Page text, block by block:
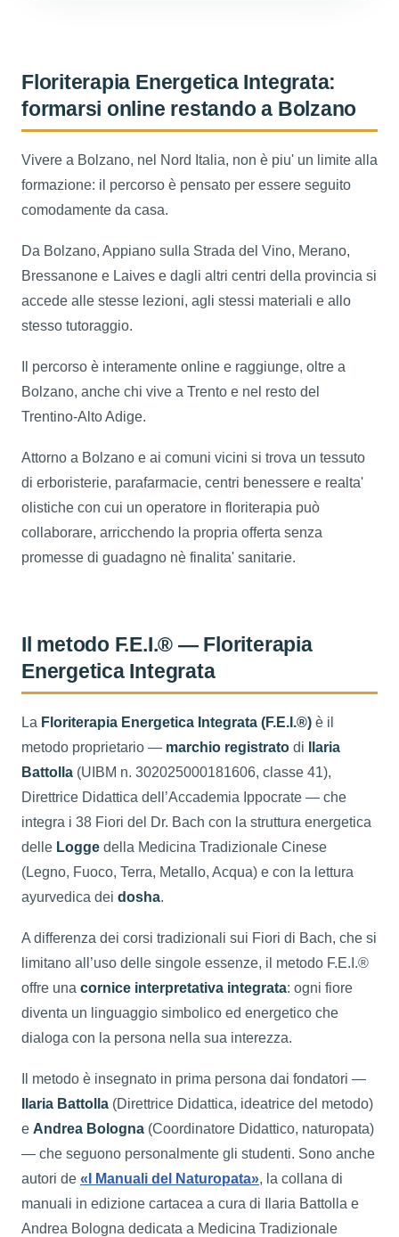
Floriterapia Energetica Integrata:
formarsi online restando a Bolzano
Vivere a Bolzano, nel Nord Italia, non è piu' un limite alla
formazione: il percorso è pensato per essere seguito
comodamente da casa.
Da Bolzano, Appiano sulla Strada del Vino, Merano,
Bressanone e Laives e dagli altri centri della provincia si
accede alle stesse lezioni, agli stessi materiali e allo
stesso tutoraggio.
Il percorso è interamente online e raggiunge, oltre a
Bolzano, anche chi vive a Trento e nel resto del
Trentino-Alto Adige.
Attorno a Bolzano e ai comuni vicini si trova un tessuto
di erboristerie, parafarmacie, centri benessere e realta'
olistiche con cui un operatore in floriterapia può
collaborare, arricchendo la propria offerta senza
promesse di guadagno nè finalita' sanitarie.
Il metodo F.E.I.® — Floriterapia
Energetica Integrata
La Floriterapia Energetica Integrata (F.E.I.®) è il
metodo proprietario — marchio registrato di
Ilaria
Battolla (UIBM n. 302025000181606, classe 41),
Direttrice Didattica dell’Accademia Ippocrate — che
integra i 38 Fiori del Dr. Bach con la struttura energetica
delle Logge della Medicina Tradizionale Cinese
(Legno, Fuoco, Terra, Metallo, Acqua) e con la lettura
ayurvedica dei dosha.
A differenza dei corsi tradizionali sui Fiori di Bach, che si
limitano all’uso delle singole essenze, il metodo F.E.I.®
offre una cornice interpretativa integrata: ogni fiore
diventa un linguaggio simbolico ed energetico che
dialoga con la persona nella sua interezza.
Il metodo è insegnato in prima persona dai fondatori —
Ilaria Battolla (Direttrice Didattica, ideatrice del metodo)
e Andrea Bologna (Coordinatore Didattico, naturopata)
— che seguono personalmente gli studenti. Sono anche
autori de «I Manuali del Naturopata», la collana di
manuali in edizione cartacea a cura di Ilaria Battolla e
Andrea Bologna dedicata a Medicina Tradizionale